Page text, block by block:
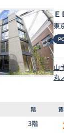
東
山
丸
階
3階